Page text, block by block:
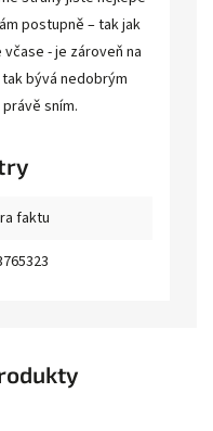
postupně – tak jak
- je zároveň na
bývá nedobrým
sním.
faktu